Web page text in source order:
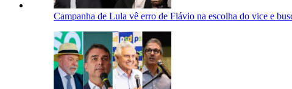
Campanha de Lula vê erro de Flávio na escolha do vice e